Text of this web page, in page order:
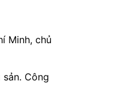
Minh, chủ
Công